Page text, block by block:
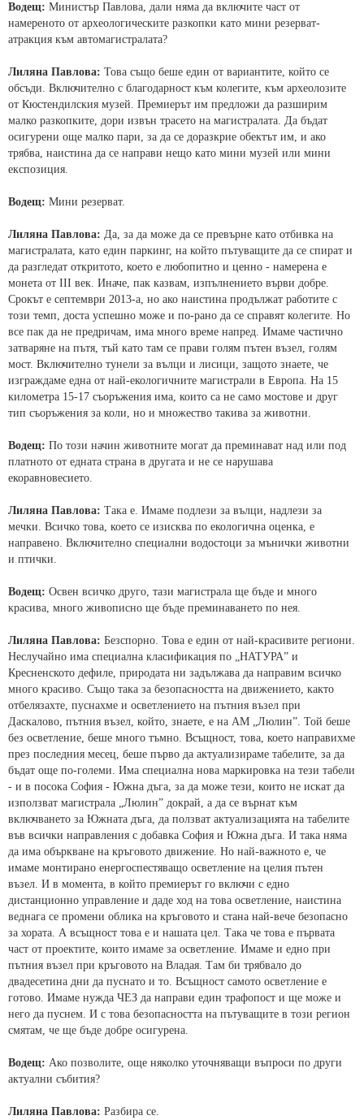
Водещ: Министър Павлова, дали няма да включите част от
намереното от археологическите разкопки като мини резерват-
атракция към автомагистралата?
Лиляна Павлова: Това също беше един от вариантите, който се
обсъди. Включително с благодарност към колегите, към археолозите
от Кюстендилския музей. Премиерът им предложи да разширим
малко разкопките, дори извън трасето на магистралата. Да бъдат
осигурени още малко пари, за да се доразкрие обектът им, и ако
трябва, наистина да се направи нещо като мини музей или мини
експозиция.
Водещ: Мини резерват.
Лиляна Павлова: Да, за да може да се превърне като отбивка на
магистралата, като един паркинг, на който пътуващите да се спират и
да разгледат откритото, което е любопитно и ценно - намерена е
монета от ІІІ век. Иначе, пак казвам, изпълнението върви добре.
Срокът е септември 2013-а, но ако наистина продължат работите с
този темп, доста успешно може и по-рано да се справят колегите. Но
все пак да не предричам, има много време напред. Имаме частично
затваряне на пътя, тъй като там се прави голям пътен възел, голям
мост. Включително тунели за вълци и лисици, защото знаете, че
изграждаме една от най-екологичните магистрали в Европа. На 15
километра 15-17 съоръжения има, които са не само мостове и друг
тип съоръжения за коли, но и множество такива за животни.
Водещ: По този начин животните могат да преминават над или под
платното от едната страна в другата и не се нарушава
екоравновесието.
Лиляна Павлова: Така е. Имаме подлези за вълци, надлези за
мечки. Всичко това, което се изисква по екологична оценка, е
направено. Включително специални водостоци за мънички животни
и птички.
Водещ: Освен всичко друго, тази магистрала ще бъде и много
красива, много живописно ще бъде преминаването по нея.
Лиляна Павлова: Безспорно. Това е един от най-красивите региони.
Неслучайно има специална класификация по „НАТУРА” и
Кресненското дефиле, природата ни задължава да направим всичко
много красиво. Също така за безопасността на движението, както
отбелязахте, пуснахме и осветлението на пътния възел при
Даскалово, пътния възел, който, знаете, е на АМ „Люлин”. Той беше
без осветление, беше много тъмно. Всъщност, това, което направихме
през последния месец, беше първо да актуализираме табелите, за да
бъдат още по-големи. Има специална нова маркировка на тези табели
- и в посока София - Южна дъга, за да може тези, които не искат да
използват магистрала „Люлин” докрай, а да се върнат към
включването за Южната дъга, да ползват актуализацията на табелите
във всички направления с добавка София и Южна дъга. И така няма
да има объркване на кръговото движение. Но най-важното е, че
имаме монтирано енергоспестяващо осветление на целия пътен
възел. И в момента, в който премиерът го включи с едно
дистанционно управление и даде ход на това осветление, наистина
веднага се промени облика на кръговото и стана най-вече безопасно
за хората. А всъщност това е и нашата цел. Така че това е първата
част от проектите, които имаме за осветление. Имаме и едно при
пътния възел при кръговото на Владая. Там би трябвало до
двадесетина дни да пуснато и то. Всъщност самото осветление е
готово. Имаме нужда ЧЕЗ да направи един трафопост и ще може и
него да пуснем. И с това безопасността на пътуващите в този регион
смятам, че ще бъде добре осигурена.
Водещ: Ако позволите, още няколко уточняващи въпроси по други
актуални събития?
Лиляна Павлова: Разбира се.